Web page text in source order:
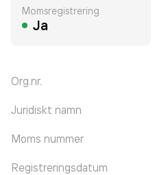
Momsregistrering
Ja
Org.nr.
Juridiskt namn
Moms nummer
Registreringsdatum